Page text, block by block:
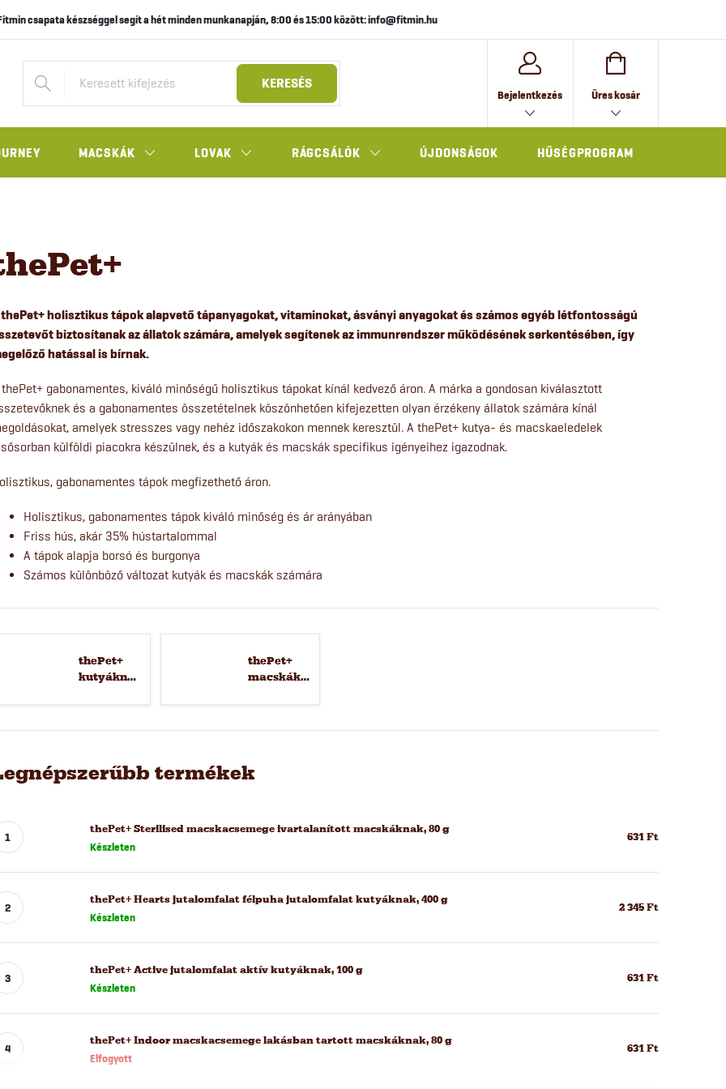
csapata készséggel segít a hét minden munkanapján, 8:00 és 15:00 között: info@fitmin.hu
KERESÉS
Bejelentkezés KOSÁR
Üres kosár
MACSKÁK LOVAK RÁGCSÁLÓK ÚJDONSÁGOK HŰSÉGPROGRAM
thePet+holisztikus tápok alapvető tápanyagokat, vitaminokat, ásványi anyagokat és számos egyéb létfontosságú
biztosítanak az állatok számára, amelyek segítenek az immunrendszer működésének serkentésében, így
hatással is bírnak.
gabonamentes, kiváló minőségű holisztikus tápokat kínál kedvező áron. A márka a gondosan kiválasztott
és a gabonamentes összetételnek köszönhetően kifejezetten olyan érzékeny állatok számára kínál
amelyek stresszes vagy nehéz időszakokon mennek keresztül. A thePet+ kutya- és macskaeledelek
külföldi piacokra készülnek, és a kutyák és macskák specifikus igényeihez igazodnak.
gabonamentes tápok megfizethető áron.
Holisztikus, gabonamentes tápok kiváló minőség és ár arányában
Friss hús, akár 35% hústartalommal
A tápok alapja borsó és burgonya
Számos különböző változat kutyák és macskák számára
thePet+
kutyáknak
thePet+
macskáknak
termékek
thePet+ Sterilised macskacsemege ivartalanított macskáknak, 80 g
Készleten
631 Ft
thePet+ Hearts jutalomfalat félpuha jutalomfalat kutyáknak, 400 g
Készleten
2 345 Ft
thePet+ Active jutalomfalat aktív kutyáknak, 100 g
Készleten
631 Ft
thePet+ Indoor macskacsemege lakásban tartott macskáknak, 80 g
Elfogyott
631 Ft